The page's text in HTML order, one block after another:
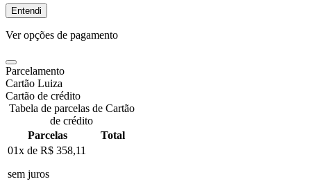
Entendi
Ver opções de pagamento
Parcelamento
Cartão Luiza
Cartão de crédito
Tabela de parcelas de Cartão
de crédito
Parcelas
Total
01x de R$ 358,11
sem juros